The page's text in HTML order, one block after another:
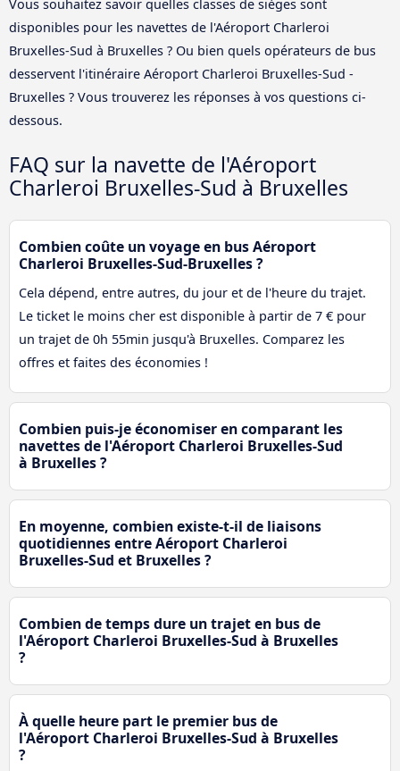
Vous souhaitez savoir quelles classes de sièges sont
disponibles pour les navettes de l'Aéroport Charleroi
Bruxelles-Sud à Bruxelles ? Ou bien quels opérateurs de bus
desservent l'itinéraire Aéroport Charleroi Bruxelles-Sud -
Bruxelles ? Vous trouverez les réponses à vos questions ci-
dessous.
FAQ sur la navette de l'Aéroport
Charleroi Bruxelles-Sud à Bruxelles
Combien coûte un voyage en bus Aéroport
Charleroi Bruxelles-Sud-Bruxelles ?
Cela dépend, entre autres, du jour et de l'heure du trajet.
Le ticket le moins cher est disponible à partir de 7 € pour
un trajet de 0h 55min jusqu'à Bruxelles. Comparez les
offres et faites des économies !
Combien puis-je économiser en comparant les
navettes de l'Aéroport Charleroi Bruxelles-Sud
à Bruxelles ?
En moyenne, combien existe-t-il de liaisons
quotidiennes entre Aéroport Charleroi
Bruxelles-Sud et Bruxelles ?
Combien de temps dure un trajet en bus de
l'Aéroport Charleroi Bruxelles-Sud à Bruxelles
?
À quelle heure part le premier bus de
l'Aéroport Charleroi Bruxelles-Sud à Bruxelles
?